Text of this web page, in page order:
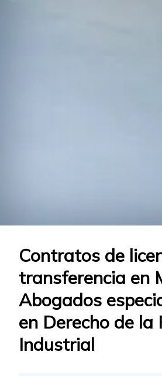
Contratos de
transferencia en
Abogados
en Derecho de la
Industrial